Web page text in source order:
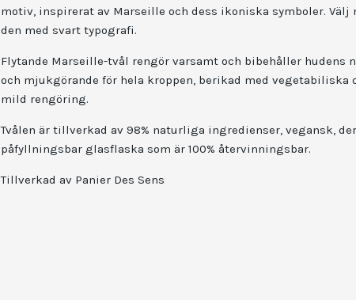
motiv, inspirerat av Marseille och dess ikoniska symboler.
den med svart typografi.
Flytande Marseille-tvål rengör varsamt och bibehåller hudens
och mjukgörande för hela kroppen, berikad med
mild rengöring.
Tvålen är tillverkad av 98% naturliga ingredienser, vegansk,
påfyllningsbar glasflaska som är 100% återvinningsbar.
Tillverkad av Panier Des Sens